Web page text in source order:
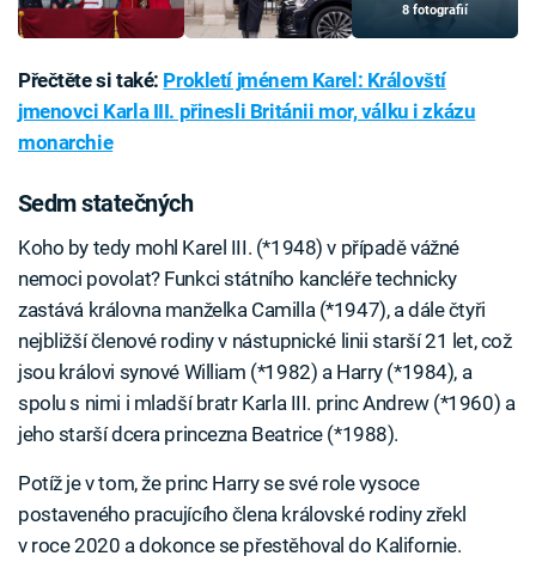
8 fotografií
Přečtěte si také: Prokletí jménem Karel: Královští
jmenovci Karla III. přinesli Británii mor, válku i zkázu
monarchie
Sedm statečných
Koho by tedy mohl Karel III. (*1948) v případě vážné
nemoci povolat? Funkci státního kancléře technicky
zastává královna manželka Camilla (*1947), a dále čtyři
nejbližší členové rodiny v nástupnické linii starší 21 let, což
jsou královi synové William (*1982) a Harry (*1984), a
spolu s nimi i mladší bratr Karla III. princ Andrew (*1960) a
jeho starší dcera princezna Beatrice (*1988).
Potíž je v tom, že princ Harry se své role vysoce
postaveného pracujícího člena královské rodiny zřekl
v roce 2020 a dokonce se přestěhoval do Kalifornie.